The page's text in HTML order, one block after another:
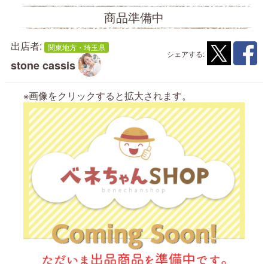
商品準備中
シェアする:
出店者: 関東地方・埼玉県
stone cassis
※画像をクリックすると拡大されます。